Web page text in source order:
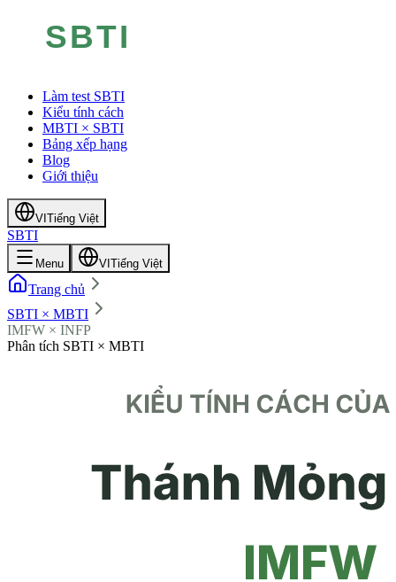
Làm test SBTI
Kiểu tính cách
MBTI × SBTI
Bảng xếp hạng
Blog
Giới thiệu
VI Tiếng Việt
SBTI
Menu VI Tiếng Việt
Trang chủ
SBTI × MBTI
IMFW × INFP
Phân tích SBTI × MBTI